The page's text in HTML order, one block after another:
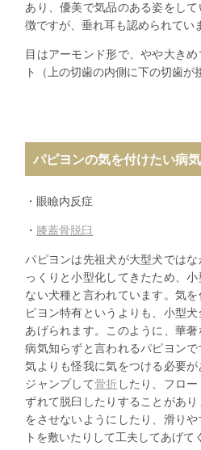
あり、優美で気品のある姿をし
徴ですが、垂れ耳も認められてい
目はアーモンド形で、やや大き
ト（上の切歯の内側に下の切歯が
パピヨンの気を付けたい病気
・眼瞼内反症
・ 膝蓋骨脱臼
パピヨンは先祖犬が大型犬では
っくりと小型化してきたため、
ない犬種と言われています。気
ピヨン特有というよりも、小型
あげられます。このように、華
病気知らずと言われるパピヨン
気よりも怪我に気をつける必要
ジャンプして骨折 したり、フロ
ずれて脱臼したりすることがあ
をさせないようにしたり、滑り
トを敷いたりして工夫してあげて